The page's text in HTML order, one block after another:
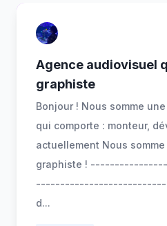
Agence audiovisuel
graphiste
Bonjour ! Nous somme
qui comporte : monteur,
actuellement Nous
graphiste !
d...